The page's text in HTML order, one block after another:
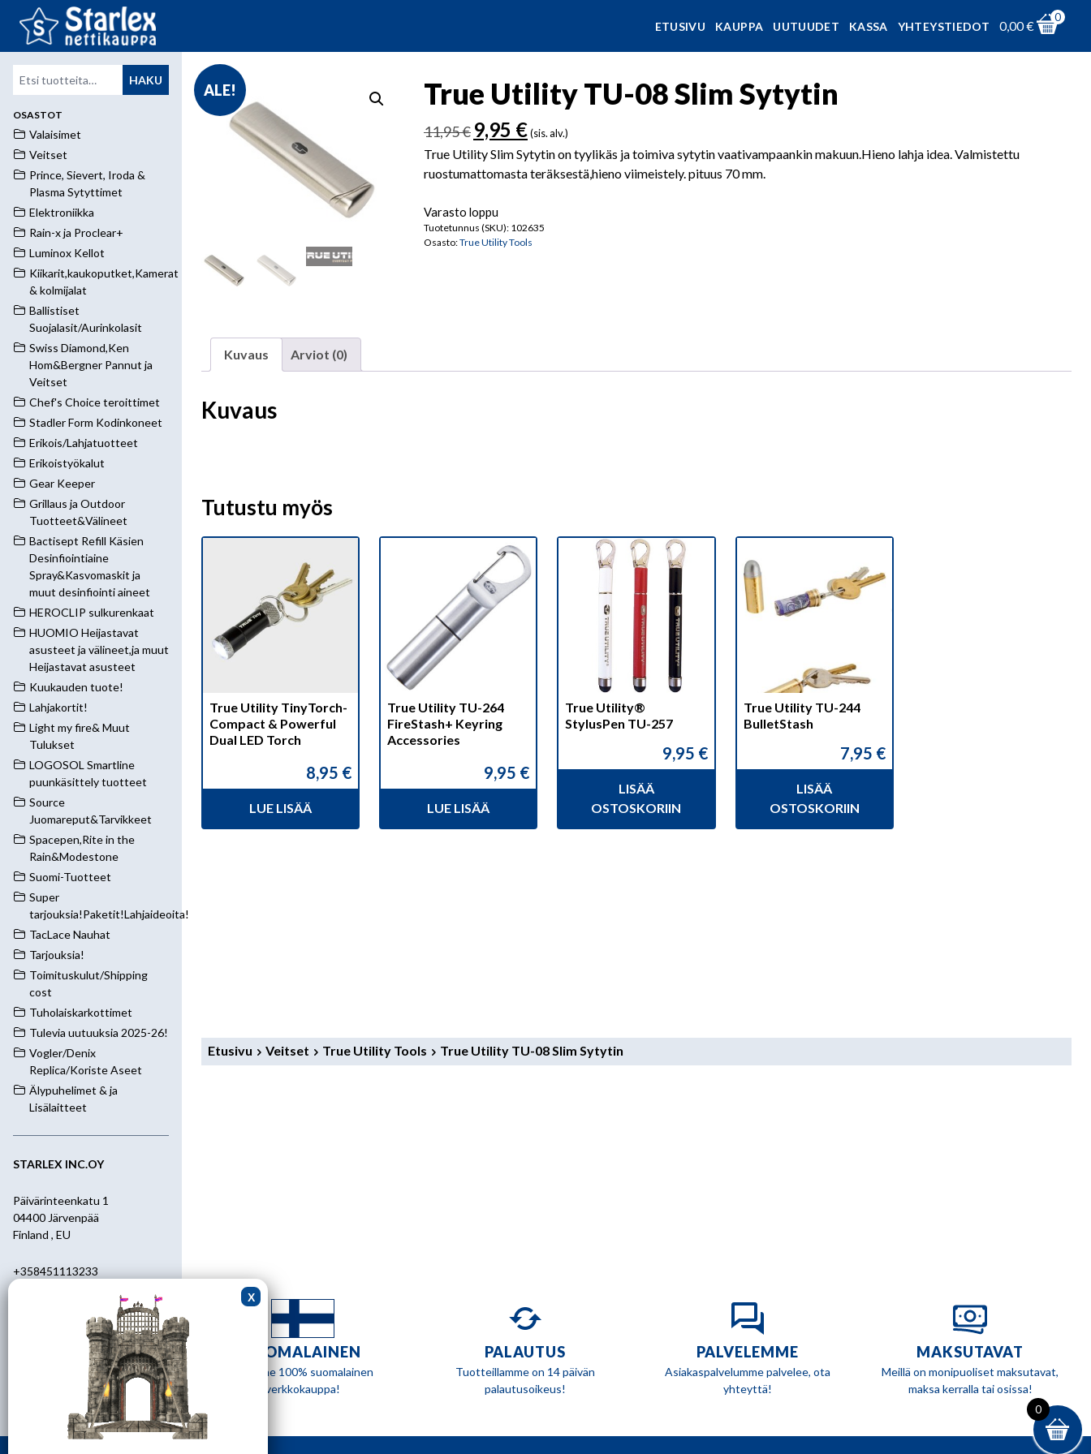
ETUSIVU KAUPPA UUTUUDET KASSA YHTEYSTIEDOT 0,00€
0
Etsi: HAKU
OSASTOT
Valaisimet
Veitset
Prince, Sievert, Iroda &
Plasma Sytyttimet
Elektroniikka
Rain-x ja Proclear+
Luminox Kellot
Kiikarit,kaukoputket,Kamerat
& kolmijalat
Ballistiset
Suojalasit/Aurinkolasit
Swiss Diamond,Ken
Hom&Bergner Pannut ja
Veitset
Chef's Choice teroittimet
Stadler Form Kodinkoneet
Erikois/Lahjatuotteet
Erikoistyökalut
Gear Keeper
Grillaus ja Outdoor
Tuotteet&Välineet
Bactisept Refill Käsien
Desinfiointiaine
Spray&Kasvomaskit ja
muut desinfiointi aineet
HEROCLIP sulkurenkaat
HUOMIO Heijastavat
asusteet ja välineet,ja muut
Heijastavat asusteet
Kuukauden tuote!
Lahjakortit!
Light my fire& Muut
Tulukset
LOGOSOL Smartline
puunkäsittely tuotteet
Source
Juomareput&Tarvikkeet
Spacepen,Rite in the
Rain&Modestone
Suomi-Tuotteet
Super
tarjouksia!Paketit!Lahjaideoita!
TacLace Nauhat
Tarjouksia!
Toimituskulut/Shipping
cost
Tuholaiskarkottimet
Tulevia uutuuksia 2025-26!
Vogler/Denix
Replica/Koriste Aseet
Älypuhelimet & ja
Lisälaitteet
STARLEX INC.OY
Päivärinteenkatu 1
04400 Järvenpää
Finland , EU
+358451113233
starlex@kolumbus.fi
Asiakaspalvelu
ark.klo 08.30-17.00
ALE! True Utility TU-08 Slim Sytytin
11,95€ Alkuperäinen
hinta
oli:
11,95 €.
9,95 €Nykyinen
hinta
on:
9,95 €.
(sis. alv.)
True Utility Slim Sytytin on tyylikäs ja toimiva sytytin vaativampaankin makuun.Hieno lahja idea. Valmistettu
ruostumattomasta teräksestä,hieno viimeistely. pituus 70 mm.
Varasto loppu
Tuotetunnus (SKU): 102635
Osasto:True Utility Tools
Kuvaus Arviot (0)
Kuvaus
Tutustu myös
True Utility TinyTorch-
Compact & Powerful
Dual LED Torch
8,95 €
LUE LISÄÄ
True Utility TU-264
FireStash+ Keyring
Accessories
9,95 €
LUE LISÄÄ
True Utility®
StylusPen TU-257
9,95 €
LISÄÄ
OSTOSKORIIN
True Utility TU-244
BulletStash
7,95 €
LISÄÄ
OSTOSKORIIN
Etusivu Veitset True Utility Tools True Utility TU-08 Slim Sytytin
SUOMALAINEN
Olemme 100% suomalainen
verkkokauppa!
PALAUTUS
Tuotteillamme on 14 päivän
palautusoikeus!
PALVELEMME
Asiakaspalvelumme palvelee, ota
yhteyttä!
MAKSUTAVAT
Meillä on monipuoliset maksutavat,
maksa kerralla tai osissa!
0